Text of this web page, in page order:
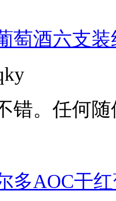
萄酒六支装
错。任何
多AOC干